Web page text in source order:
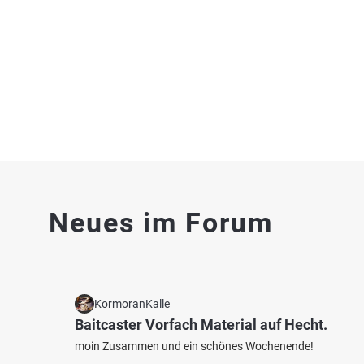
Fränkische Rezat (Ansbach)
Neues im Forum
KormoranKalle
Baitcaster Vorfach Material auf Hecht.
moin Zusammen und ein schönes Wochenende!